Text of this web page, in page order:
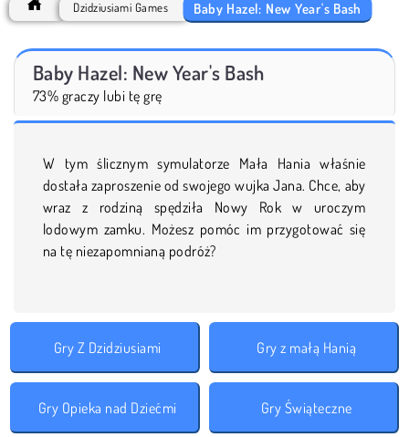
Dzidziusiami Games Baby Hazel: New Year's Bash
Baby Hazel: New Year's Bash
73% graczy lubi tę grę
W tym ślicznym symulatorze Mała Hania właśnie
dostała zaproszenie od swojego wujka Jana. Chce, aby
wraz z rodziną spędziła Nowy Rok w uroczym
lodowym zamku. Możesz pomóc im przygotować się
na tę niezapomnianą podróż?
Gry Z Dzidziusiami Gry z małą Hanią
Gry Opieka nad Dziećmi Gry Świąteczne